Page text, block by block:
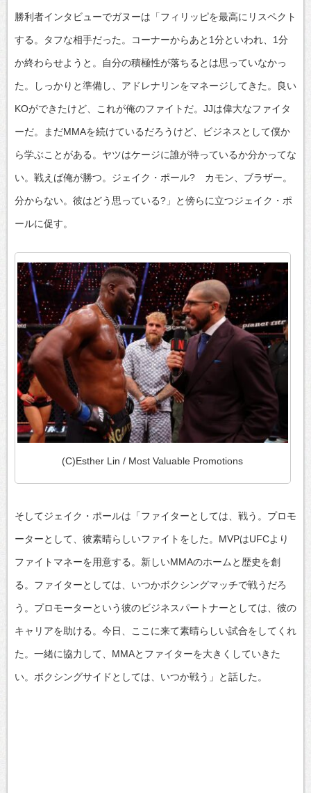
勝利者インタビューでガヌーは「フィリッピを最高にリスペクト
する。タフな相手だった。コーナーからあと1分といわれ、1分
か終わらせようと。自分の積極性が落ちるとは思っていなかっ
た。しっかりと準備し、アドレナリンをマネージしてきた。良い
KOができたけど、これが俺のファイトだ。JJは偉大なファイタ
ーだ。まだMMAを続けているだろうけど、ビジネスとして僕か
ら学ぶことがある。ヤツはケージに誰が待っているか分かってな
い。戦えば俺が勝つ。ジェイク・ポール? カモン、ブラザー。
分からない。彼はどう思っている?」と傍らに立つジェイク・ポ
ールに促す。
(C)Esther Lin / Most Valuable Promotions
そしてジェイク・ポールは「ファイターとしては、戦う。プロモ
ーターとして、彼素晴らしいファイトをした。MVPはUFCより
ファイトマネーを用意する。新しいMMAのホームと歴史を創
る。ファイターとしては、いつかボクシングマッチで戦うだろ
う。プロモーターという彼のビジネスパートナーとしては、彼の
キャリアを助ける。今日、ここに来て素晴らしい試合をしてくれ
た。一緒に協力して、MMAとファイターを大きくしていきた
い。ボクシングサイドとしては、いつか戦う」と話した。